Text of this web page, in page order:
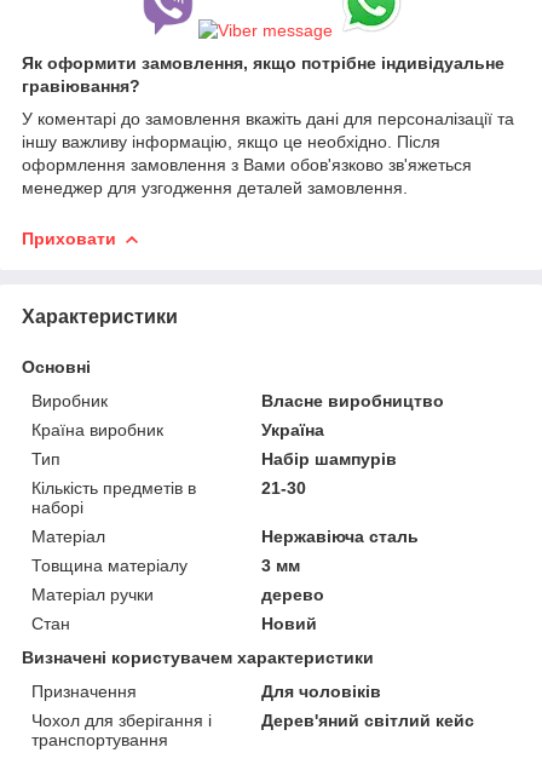
Як оформити замовлення, якщо потрібне індивідуальне
гравіювання?
У коментарі до замовлення вкажіть дані для персоналізації та
іншу важливу інформацію, якщо це необхідно. Після
оформлення замовлення з Вами обов'язково зв'яжеться
менеджер для узгодження деталей замовлення.
Приховати
Характеристики
Основні
Виробник
Власне виробництво
Країна виробник
Україна
Тип
Набір шампурів
Кількість предметів в
наборі
21-30
Матеріал
Нержавіюча сталь
Товщина матеріалу
3 мм
Матеріал ручки
дерево
Стан
Новий
Визначені користувачем характеристики
Призначення
Для чоловіків
Чохол для зберігання і
транспортування
Дерев'яний світлий кейс